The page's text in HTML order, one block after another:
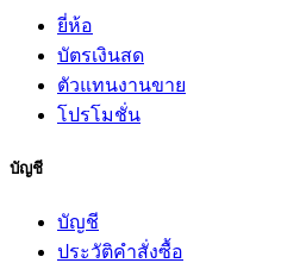
ยี่ห้อ
บัตรเงินสด
ตัวแทนงานขาย
โปรโมชั่น
บัญชี
บัญชี
ประวัติคำสั่งซื้อ